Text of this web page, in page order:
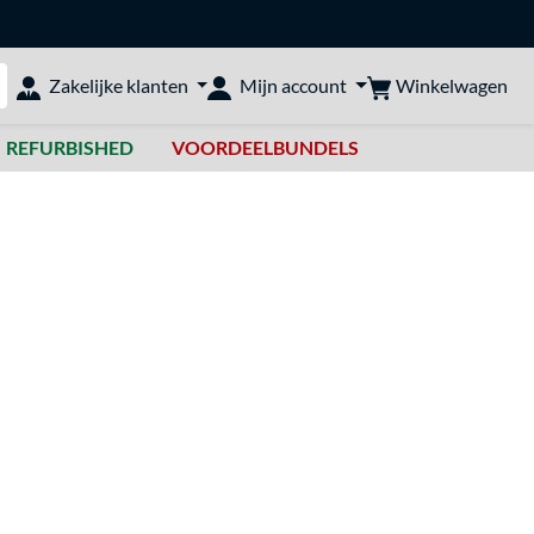
doorzoeken
Zakelijke klanten Mijn account Winkelwagen
REFURBISHED VOORDEELBUNDELS